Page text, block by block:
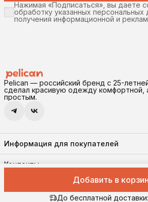
Добавить в
До бесплатной доставки:
Нажимая «Подписаться», вы даете
обработку указанных персональных
получения информационной и
Pelican — российский бренд с 25-
сделал красивую одежду комфортной,
простым.
Информация для покупателей
Реквизиты
Доставка и оплата
Контакты
630102, г. Новосибирск, ул. Инская, 56,
Телефон
8 (906) 194-41-55
Pelican © 2026 Все права защищены